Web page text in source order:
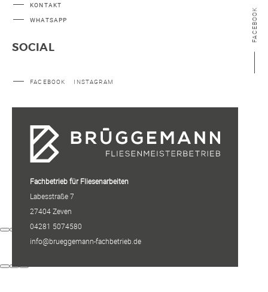
FACEBOOK
KONTAKT
WHATSAPP
SOCIAL
FACEBOOK INSTAGRAM
Fachbetrieb für Fliesenarbeiten
Labesstraße 7
27404 Zeven
04281 5074580
info@brueggemann-fachbetrieb.de